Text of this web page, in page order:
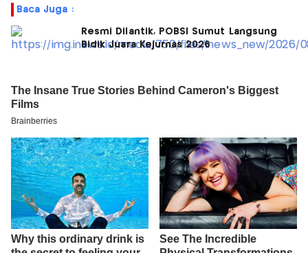
Baca Juga :
Resmi Dilantik, POBSI Sumut Langsung
Bidik Juara Kejurnas 2026